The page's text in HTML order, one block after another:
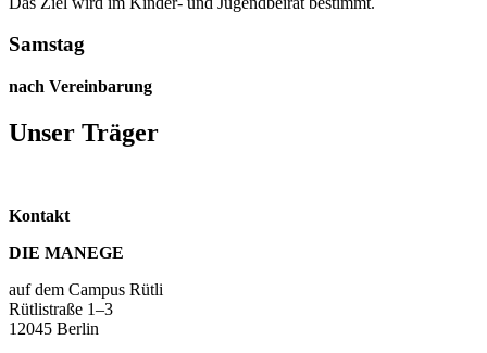
Samstag
nach Vereinbarung
Unser Träger
Kontakt
DIE MANEGE
auf dem Campus Rütli
Rütlistraße 1–3
12045 Berlin